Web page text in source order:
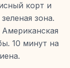
корт и
зона.
10 минут на